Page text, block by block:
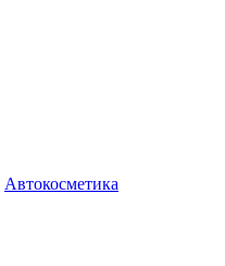
Автокосметика